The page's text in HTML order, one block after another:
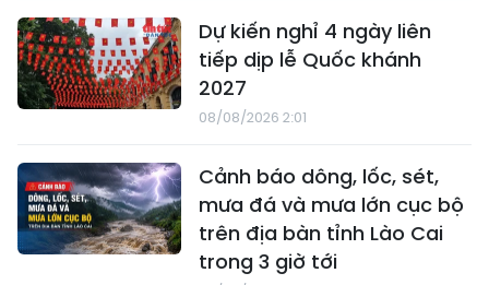
Dự kiến nghỉ 4 ngày liên
tiếp dịp lễ Quốc khánh
2027
08/08/2026 2:01
Cảnh báo dông, lốc, sét,
mưa đá và mưa lớn cục bộ
trên địa bàn tỉnh Lào Cai
trong 3 giờ tới